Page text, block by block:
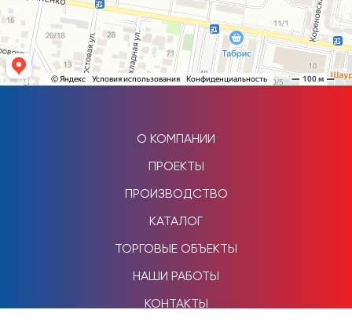
О КОМПАНИИ
ПРОЕКТЫ
ПРОИЗВОДСТВО
КАТАЛОГ
ТОРГОВЫЕ ОБЪЕКТЫ
НАШИ РАБОТЫ
КОНТАКТЫ